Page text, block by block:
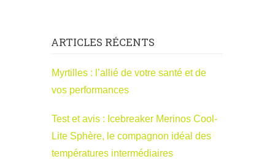
ARTICLES RÉCENTS
Myrtilles : l’allié de votre santé et de
vos performances
Test et avis : Icebreaker Merinos Cool-
Lite Sphère, le compagnon idéal des
températures intermédiaires